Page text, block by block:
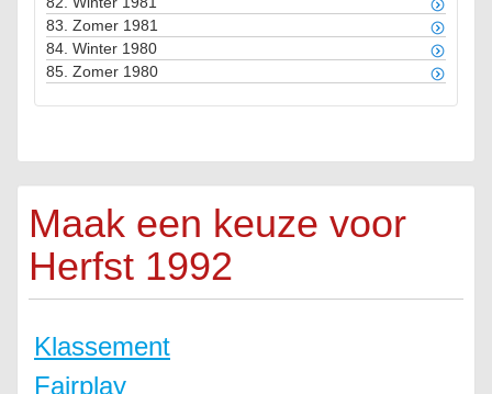
83. Zomer 1981
84. Winter 1980
85. Zomer 1980
Maak een keuze voor
Herfst 1992
Klassement
Fairplay